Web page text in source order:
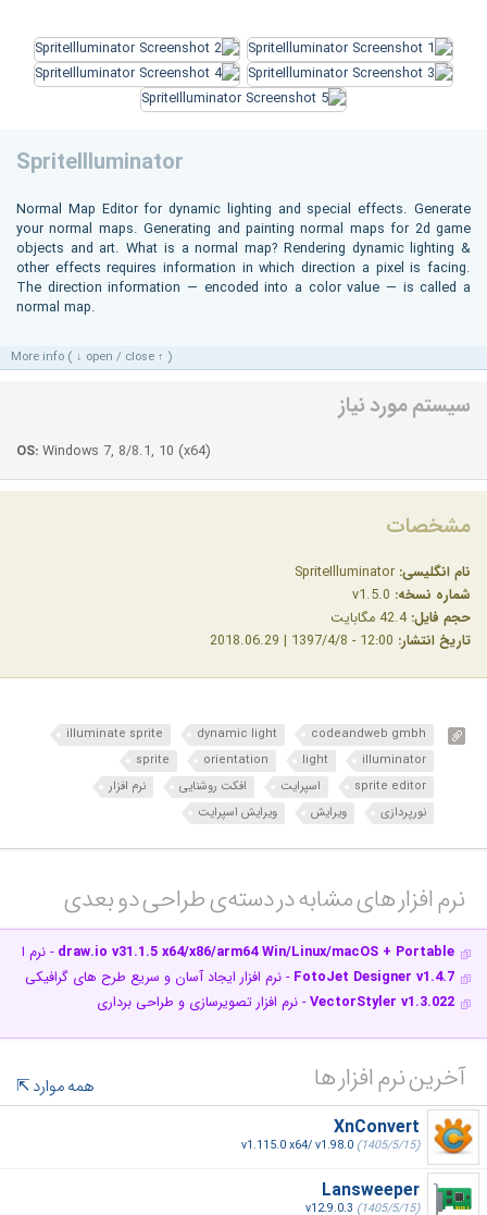
SpriteIlluminator
Normal Map Editor for dynamic lighting and special effects. Generate
your normal maps. Generating and painting normal maps for 2d game
objects and art. What is a normal map? Rendering dynamic lighting &
other effects requires information in which direction a pixel is facing.
The direction information — encoded into a color value — is called a
normal map.
More info ( ↓ open / close ↑ )
سیستم مورد نیاز
OS: Windows 7, 8/8.1, 10 (x64)
مشخصات
نام انگلیسی:
شماره نسخه:
حجم فایل: 42.4 مگابایت
تاریخ انتشار:
codeandweb gmbh
dynamic light
illuminate sprite
illuminator
light
orientation
sprite
sprite editor
اسپرایت‌ افکت روشنایی
نرم افزار
نورپردازی
ویرایش ویرایش اسپرایت‌
نرم افزار های مشابه در دسته‌ی‌ طراحی دو بعدی‎
draw.io v31.1.5 x64/x86/arm64 Win/Linux/macOS + Portable - نرم
FotoJet Designer v1.4.7 - نرم افزار ایجاد آسان و سریع طرح های گرافیکی
VectorStyler v1.3.022- نرم افزار تصویرسازی و طراحی برداری
آخرین نرم افزار ها
همه موارد
XnConvert
v1.115.0 x64/ v1.98.0 (1405/5/15)
Lansweeper
v12.9.0.3 (1405/5/15)